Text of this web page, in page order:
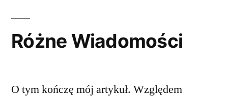
Różne Wiadomości
O tym kończę mój artykuł. Względem